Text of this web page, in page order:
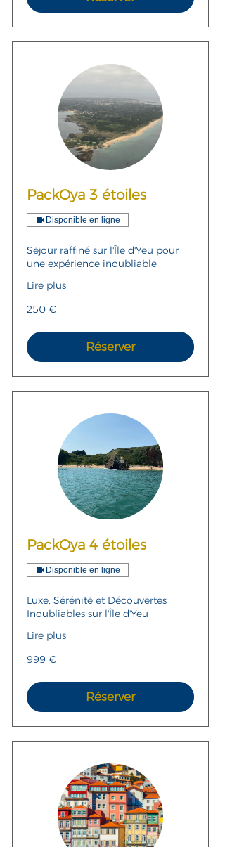
PackOya 3 étoiles
Disponible en ligne
Séjour raffiné sur l'Île d'Yeu pour
une expérience inoubliable
Lire plus
250
euros
250 €
Réserver
PackOya 4 étoiles
Disponible en ligne
Luxe, Sérénité et Découvertes
Inoubliables sur l'Île d'Yeu
Lire plus
999
euros
999 €
Réserver